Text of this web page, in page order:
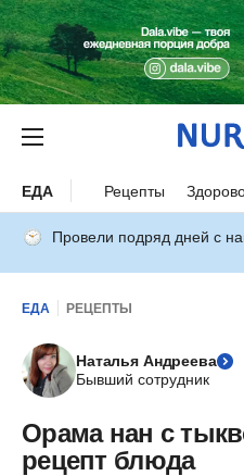
ЕДА Рецепты
Провели подряд дней с
ЕДА РЕЦЕПТЫ
Наталья Андреева
Бывший сотрудник
Орама нан с
рецепт блюда